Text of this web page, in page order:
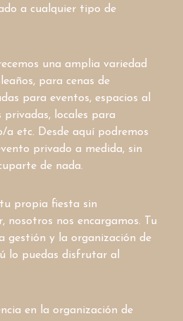
a cualquier tipo de
una amplia variedad
para cenas de
para eventos, espacios al
locales para
a etc. Desde aquí podremos
privado a medida, sin
de nada.
propia fiesta sin
nosotros nos encargamos. Tu
gestión y la organización de
lo puedas disfrutar al
en la organización de